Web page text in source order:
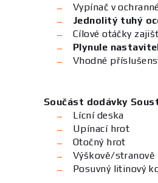
Vypínač v
Jednolitý tuhý
Cílové otáčky
Plynule
Vhodné
Součást dodávky
Lícní deska
Upínací hrot
Otočný hrot
Výškově/
Posuvný litinový